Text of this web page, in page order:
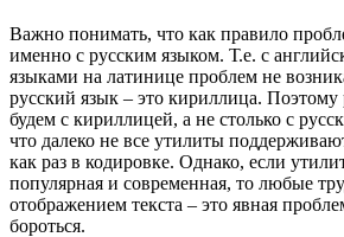
Важно понимать, что как правило
именно с русским языком. Т.е. с
языками на латинице проблем не
русский язык – это кириллица.
будем с кириллицей, а не столько с
что далеко не все утилиты
как раз в кодировке. Однако, если
популярная и современная, то любые
отображением текста – это явная
бороться.